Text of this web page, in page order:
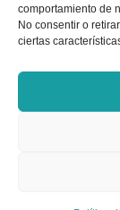
comportamiento de
No consentir o
ciertas